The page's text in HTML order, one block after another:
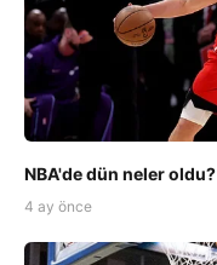
NBA'de dün neler oldu?
4 ay önce